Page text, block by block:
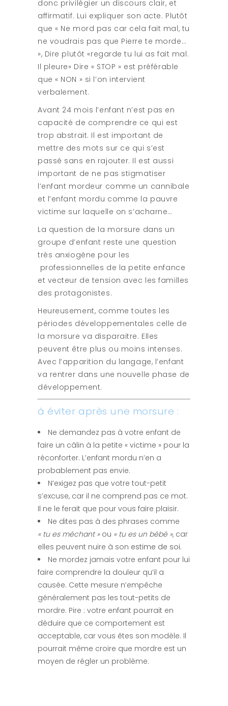
donc privilégier un discours clair, et
affirmatif. Lui expliquer son acte. Plutôt
que « Ne mord pas car cela fait mal, tu
ne voudrais pas que Pierre te morde…
», Dire plutôt «regarde tu lui as fait mal.
Il pleure» Dire « STOP » est préférable
que « NON » si l’on intervient
verbalement.
Avant 24 mois l’enfant n’est pas en
capacité de comprendre ce qui est
trop abstrait. Il est important de
mettre des mots sur ce qui s’est
passé sans en rajouter. Il est aussi
important de ne pas stigmatiser
l’enfant mordeur comme un cannibale
et l’enfant mordu comme la pauvre
victime sur laquelle on s’acharne…
La question de la morsure dans un
groupe d’enfant reste une question
très anxiogène pour les
professionnelles de la petite enfance
et vecteur de tension avec les familles
des protagonistes.
Heureusement, comme toutes les
périodes développementales celle de
la morsure va disparaitre. Elles
peuvent être plus ou moins intenses.
Avec l’apparition du langage, l’enfant
va rentrer dans une nouvelle phase de
développement.
à éviter après une morsure :
Ne demandez pas à votre enfant de
faire un câlin à la petite « victime » pour la
réconforter. L’enfant mordu n’en a
probablement pas envie.
N’exigez pas que votre tout-petit
s’excuse, car il ne comprend pas ce mot.
Il ne le ferait que pour vous faire plaisir.
Ne dites pas à des phrases comme
« tu es méchant » ou « tu es un bébé », car
elles peuvent nuire à son estime de soi.
Ne mordez jamais votre enfant pour lui
faire comprendre la douleur qu’il a
causée. Cette mesure n’empêche
généralement pas les tout-petits de
mordre. Pire : votre enfant pourrait en
déduire que ce comportement est
acceptable, car vous êtes son modèle. Il
pourrait même croire que mordre est un
moyen de régler un problème.